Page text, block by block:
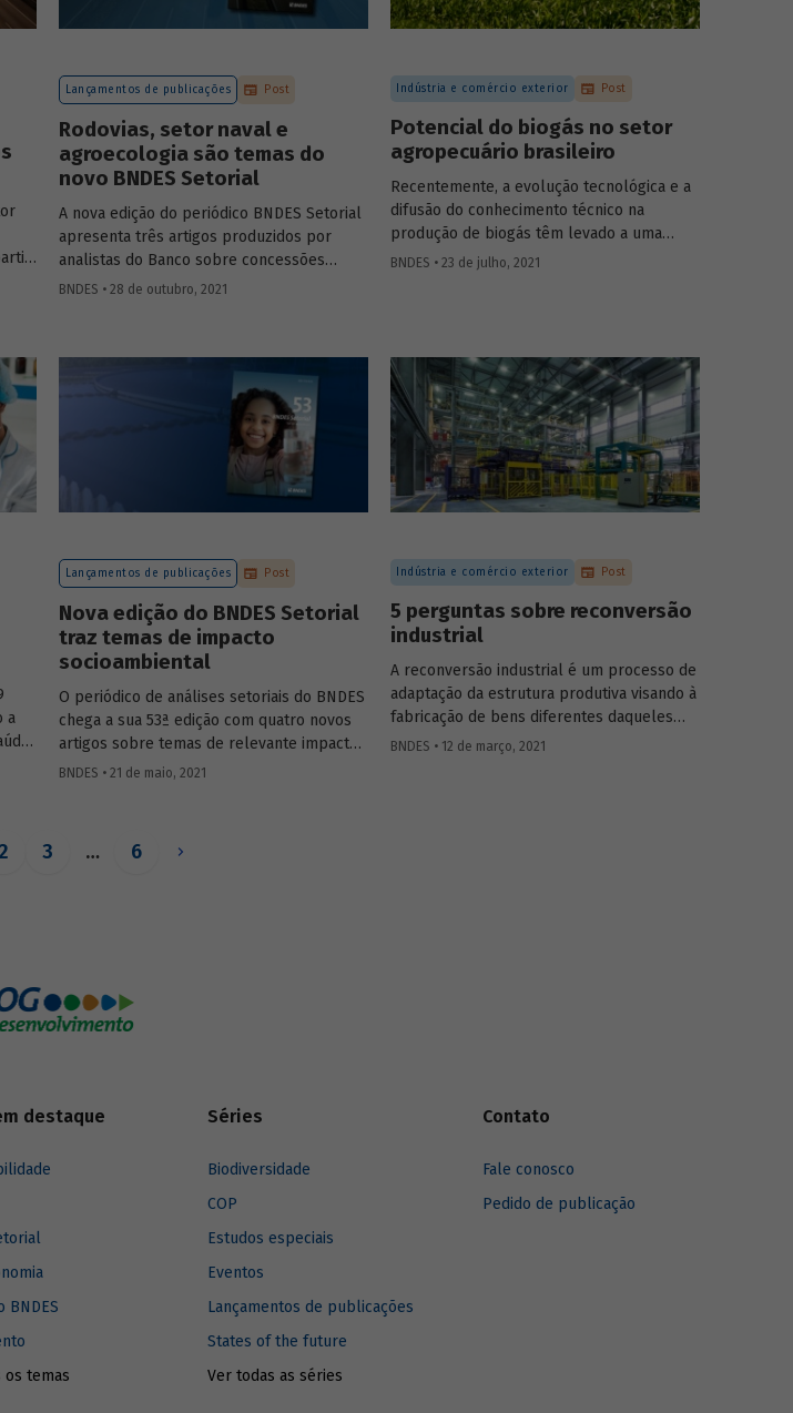
Lançamentos de publicações Post
Rodovias, setor naval e
agroecologia são temas do
novo BNDES Setorial
A nova edição do periódico BNDES Setorial
apresenta três artigos produzidos por
analistas do Banco sobre concessões
rodoviárias, indústria naval e agroecologia,
confira a publicação completa.
BNDES • 28 de outubro, 2021
Indústria e comércio exterior Post
Potencial do biogás no setor
agropecuário brasileiro
Recentemente, a evolução tecnológica e a
difusão do conhecimento técnico na
produção de biogás têm levado a uma
rápida expansão no número de plantas em
pode atingir. Entenda como resíduos e
efluentes das diferentes atividades
agropecuárias podem contribuir para
ampliar a geração de biogás no setor.
BNDES • 23 de julho, 2021
a
e
Lançamentos de publicações Post
Nova edição do BNDES Setorial
traz temas de impacto
socioambiental
O periódico de análises setoriais do BNDES
chega a sua 53ª edição com quatro novos
artigos sobre temas de relevante impacto
socioambiental: saneamento, complexo
BNDES • 21 de maio, 2021
Indústria e comércio exterior Post
5 perguntas sobre reconversão
industrial
A reconversão industrial é um processo de
adaptação da estrutura produtiva visando à
fabricação de bens diferentes daqueles
originalmente previstos. Podemos destacar
BNDES • 12 de março, 2021
2 3 … 6
destaque
BNDES
os temas
Séries
Biodiversidade
COP
Estudos especiais
Eventos
Lançamentos de publicações
States of the future
Ver todas as séries
Contato
Fale conosco
Pedido de publicação